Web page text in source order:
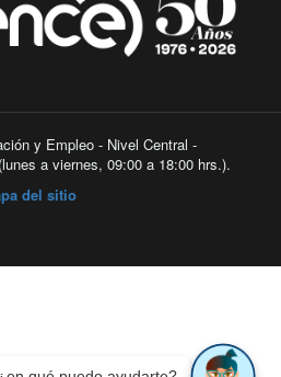
y Empleo - Nivel Central -
a viernes, 09:00 a 18:00 hrs.).
del sitio